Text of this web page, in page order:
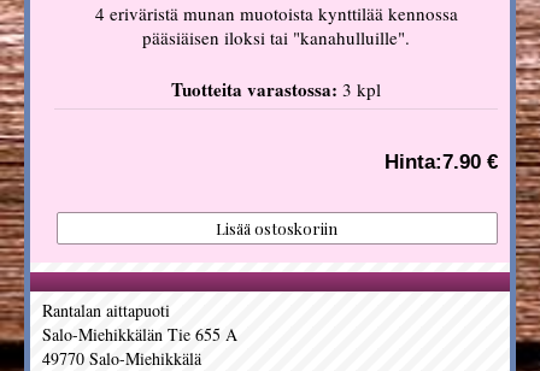
4 eriväristä munan muotoista kynttilää kennossa
pääsiäisen iloksi tai "kanahulluille".
Tuotteita varastossa: 3 kpl
Hinta:7.90 €
Rantalan aittapuoti
Salo-Miehikkälän Tie 655 A
49770 Salo-Miehikkälä